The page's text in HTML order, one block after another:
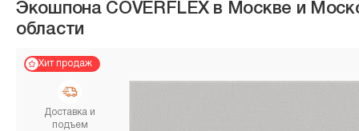
Экошпона COVERFLEX в Москве и
области
Хит продаж
Доставка и
подъем